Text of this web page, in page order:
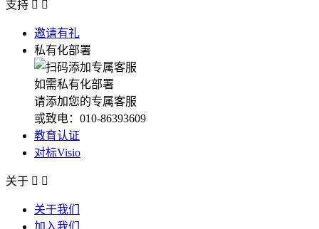
支持  
邀请有礼
私有化部署
如需私有化部署
请添加您的专属客服
或致电：010-86393609
教育认证
对标Visio
关于  
关于我们
加入我们